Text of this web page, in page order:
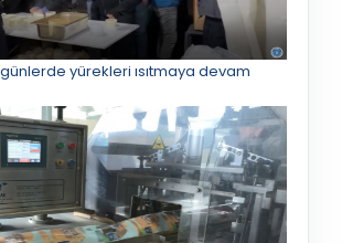
yürekleri ısıtmaya devam